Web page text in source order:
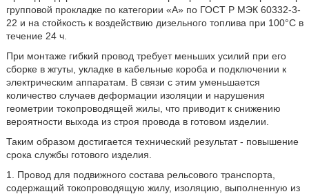
групповой прокладке по категории «А» по ГОСТ Р МЭК 60332-3-
22 и на стойкость к воздействию дизельного топлива при 100°C в
течение 24 ч.
При монтаже гибкий провод требует меньших усилий при его
сборке в жгуты, укладке в кабельные короба и подключении к
электрическим аппаратам. В связи с этим уменьшается
количество случаев деформации изоляции и нарушения
геометрии токопроводящей жилы, что приводит к снижению
вероятности выхода из строя провода в готовом изделии.
Таким образом достигается технический результат - повышение
срока службы готового изделия.
1. Провод для подвижного состава рельсового транспорта,
содержащий токопроводящую жилу, изоляцию, выполненную из